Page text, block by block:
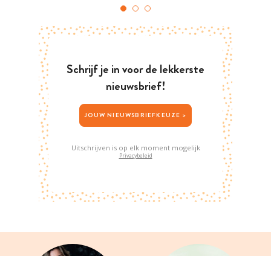
Schrijf je in voor de lekkerste
nieuwsbrief!
JOUW NIEUWSBRIEFKEUZE >
Uitschrijven is op elk moment mogelijk
Privacybeleid